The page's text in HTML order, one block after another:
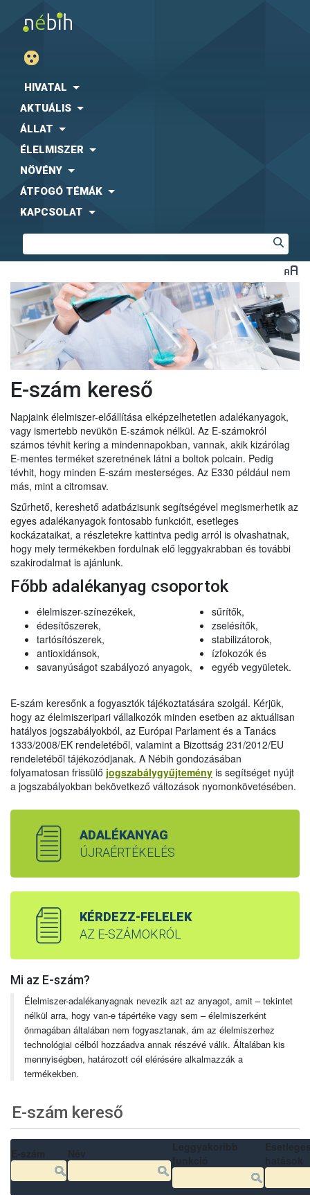
HIVATAL
AKTUÁLIS
ÁLLAT
ÉLELMISZER
NÖVÉNY
ÁTFOGÓ TÉMÁK
KAPCSOLAT
E-szám kereső
Napjaink élelmiszer-előállítása elképzelhetetlen adalékanyagok,
vagy ismertebb nevükön E-számok nélkül. Az E-számokról
számos tévhit kering a mindennapokban, vannak, akik kizárólag
E-mentes terméket szeretnének látni a boltok polcain. Pedig
tévhit, hogy minden E-szám mesterséges. Az E330 például nem
más, mint a citromsav.
Szűrhető, kereshető adatbázisunk segítségével megismerhetik az
egyes adalékanyagok fontosabb funkcióit, esetleges
kockázataikat, a részletekre kattintva pedig arról is olvashatnak,
hogy mely termékekben fordulnak elő leggyakrabban és további
szakirodalmat is ajánlunk.
Főbb adalékanyag csoportok
élelmiszer-színezékek,
édesítőszerek,
tartósítószerek,
antioxidánsok,
savanyúságot szabályozó anyagok,
sűrítők,
zselésítők,
stabilizátorok,
ízfokozók és
egyéb vegyületek.
E-szám keresőnk a fogyasztók tájékoztatására szolgál. Kérjük,
hogy az élelmiszeripari vállalkozók minden esetben az aktuálisan
hatályos jogszabályokból, az Európai Parlament és a Tanács
1333/2008/EK rendeletéből, valamint a Bizottság 231/2012/EU
rendeletéből tájékozódjanak. A Nébih gondozásában
folyamatosan frissülő jogszabálygyűjtemény is segítséget nyújt
a jogszabályokban bekövetkező változások nyomonkövetésében.
ADALÉKANYAG
ÚJRAÉRTÉKELÉS
KÉRDEZZ-FELELEK
AZ E-SZÁMOKRÓL
Mi az E-szám?
Élelmiszer-adalékanyagnak nevezik azt az anyagot, amit – tekintet
nélkül arra, hogy van-e tápértéke vagy sem – élelmiszerként
önmagában általában nem fogyasztanak, ám az élelmiszerhez
technológiai célból hozzáadva annak részévé válik. Általában kis
mennyiségben, határozott cél elérésére alkalmazzák a
termékekben.
E-szám kereső